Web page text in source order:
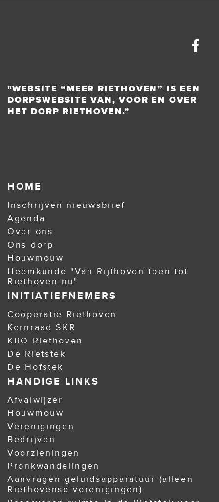
"WEBSITE “MEER RIETHOVEN” IS EEN
DORPSWEBSITE VAN, VOOR EN OVER
HET DORP RIETHOVEN."
HOME
Inschrijven nieuwsbrief
Agenda
Over ons
Ons dorp
Houwmouw
Heemkunde "Van Rijthoven toen tot
Riethoven nu"
INITIATIEFNEMERS
Coöperatie Riethoven
Kernraad SKR
KBO Riethoven
De Rietstek
De Hofstek
HANDIGE LINKS
Afvalwijzer
Houwmouw
Verenigingen
Bedrijven
Voorzieningen
Pronkwandelingen
Aanvragen geluidsapparatuur (alleen
Riethovense verenigingen)